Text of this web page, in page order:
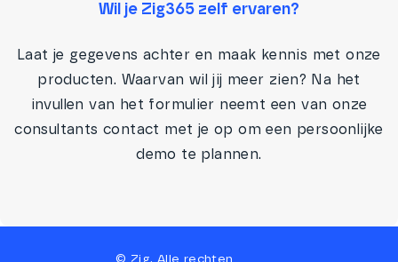
Wil je Zig365 zelf ervaren?
Laat je gegevens achter en maak kennis met onze
producten. Waarvan wil jij meer zien? Na het
invullen van het formulier neemt een van onze
consultants contact met je op om een persoonlijke
demo te plannen.
© Zig. Alle rechten